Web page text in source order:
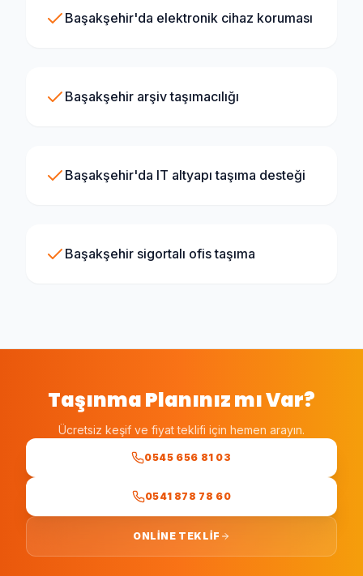
Başakşehir'da elektronik cihaz koruması
Başakşehir arşiv taşımacılığı
Başakşehir'da IT altyapı taşıma desteği
Başakşehir sigortalı ofis taşıma
Taşınma Planınız mı Var?
Ücretsiz keşif ve fiyat teklifi için hemen arayın.
0545 656 81 03
0541 878 78 60
ONLINE TEKLIF